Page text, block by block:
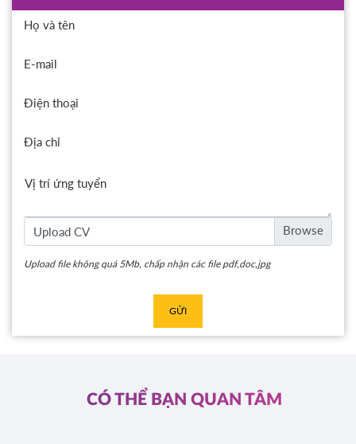
Họ và tên
E-mail
Điện thoại
Địa chỉ
Upload CV
Upload file không quá 5Mb, chấp nhận các file pdf,doc,jpg
GỬI
CÓ THỂ BẠN QUAN TÂM